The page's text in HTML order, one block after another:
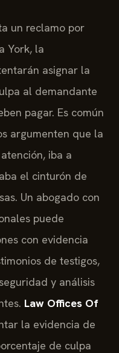
un reclamo por
York, la
asignar la
al demandante
pagar. Es común
argumenten que la
iba a
el cinturón de
Un abogado con
puede
con evidencia
de testigos,
y análisis
Law Offices Of
la evidencia de
de culpa